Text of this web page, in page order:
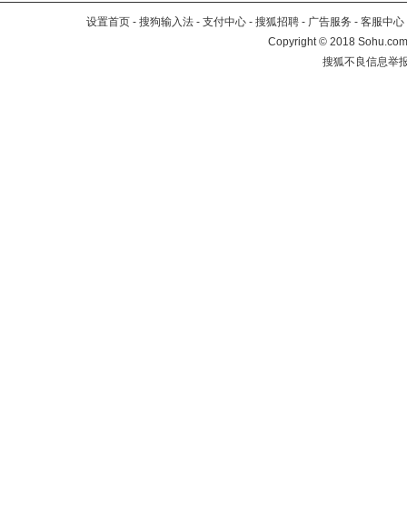
设置首页 - 搜狗输入法 - 支付中心 - 搜狐招聘 - 广告服务 - 客服中心
Copyright©2018
搜狐不良信息举